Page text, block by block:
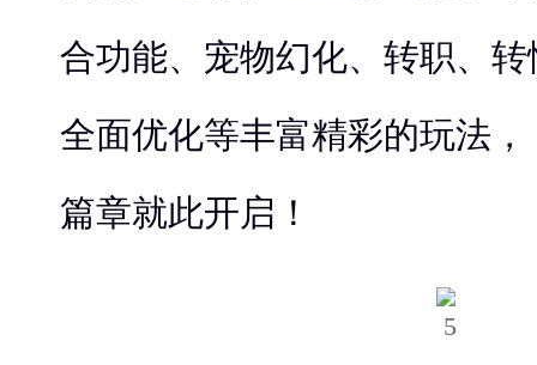
合功能、宠物幻化、转职、
全面优化等丰富精彩的玩法
篇章就此开启！